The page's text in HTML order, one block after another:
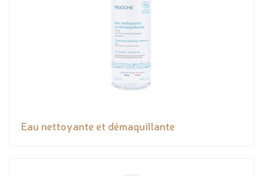
Eau nettoyante et démaquillante